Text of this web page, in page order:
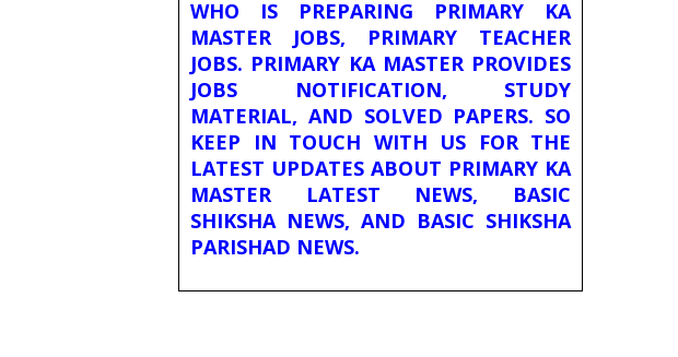
WHO IS PREPARING PRIMARY KA
MASTER JOBS, PRIMARY TEACHER
JOBS. PRIMARY KA MASTER PROVIDES
JOBS NOTIFICATION, STUDY
MATERIAL, AND SOLVED PAPERS. SO
KEEP IN TOUCH WITH US FOR THE
LATEST UPDATES ABOUT PRIMARY KA
MASTER LATEST NEWS, BASIC
SHIKSHA NEWS, AND BASIC SHIKSHA
PARISHAD NEWS.